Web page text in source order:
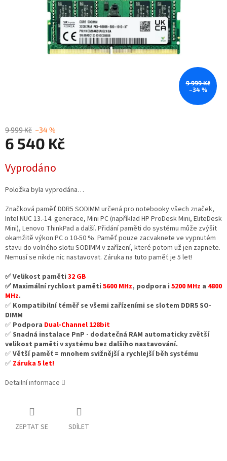
9 999 Kč
–34 %
9 999 Kč –34 %
6 540 Kč
cena:
Vyprodáno
Položka byla vyprodána…
Značková paměť DDR5 SODIMM určená pro notebooky všech značek,
Intel NUC 13.-14. generace, Mini PC (například HP ProDesk Mini, EliteDesk
Mini), Lenovo ThinkPad a další. Přidání paměti do systému může zvýšit
okamžitě výkon PC o 10-50 %. Paměť pouze zacvaknete ve vypnutém
stavu do volného slotu SODIMM v zařízení, které potom už jen zapnete.
Nemusí se nikde nic nastavovat. Záruka na tuto paměť je 5 let!
✅ Velikost paměti 32 GB
✅ Maximální rychlost paměti 5600 MHz, podpora i 5200 MHz a 4800
MHz.
✅ Kompatibilní téměř se všemi zařízeními se slotem DDR5 SO-
DIMM
✅ Podpora Dual-Channel 128bit
✅Snadná instalace PnP - dodatečná RAM automaticky zvětší
velikost paměti v systému bez dalšího nastavování.
✅Větší paměť = mnohem svižnější a rychlejší běh systému
✅ Záruka 5 let!
Detailní informace
ZEPTAT SE SDÍLET